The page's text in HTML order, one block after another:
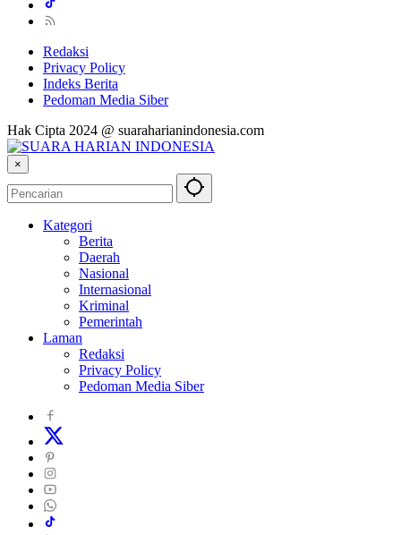
Redaksi
Privacy Policy
Indeks Berita
Pedoman Media Siber
Hak Cipta 2024 @ suaraharianindonesia.com
×
Kategori
Berita
Daerah
Nasional
Internasional
Kriminal
Pemerintah
Laman
Redaksi
Privacy Policy
Pedoman Media Siber